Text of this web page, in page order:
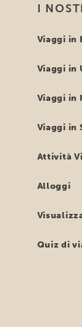
I
Viaggi in
Viaggi in
Viaggi in
Viaggi in
Attività
Alloggi
Quiz di